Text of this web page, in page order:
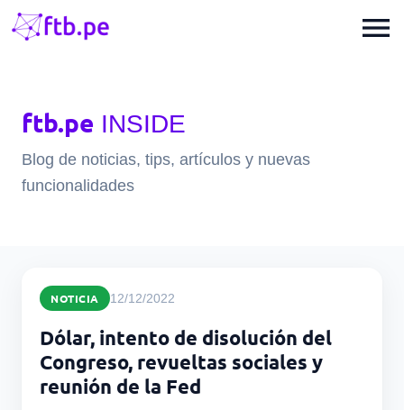
menu
ftb.pe INSIDE
Blog de noticias, tips, artículos y nuevas
funcionalidades
NOTICIA 12/12/2022
Dólar, intento de disolución del
Congreso, revueltas sociales y
reunión de la Fed